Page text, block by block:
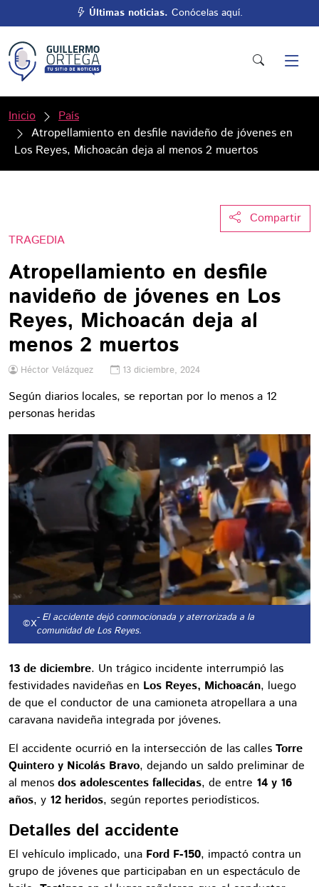
Últimas noticias. Conócelas aquí.
Inicio
País
Atropellamiento en desfile navideño de jóvenes en
Los Reyes, Michoacán deja al menos 2 muertos
Compartir
TRAGEDIA
Atropellamiento en desfile
navideño de jóvenes en Los
Reyes, Michoacán deja al
menos 2 muertos
Héctor Velázquez 13 diciembre, 2024
Según diarios locales, se reportan por lo menos a 12
personas heridas
©X- El accidente dejó conmocionada y aterrorizada a la
comunidad de Los Reyes.
13 de diciembre. Un trágico incidente interrumpió las
festividades navideñas en Los Reyes, Michoacán, luego
de que el conductor de una camioneta atropellara a una
caravana navideña integrada por jóvenes.
El accidente ocurrió en la intersección de las calles Torre
Quintero y Nicolás Bravo, dejando un saldo preliminar de
al menos dos adolescentes fallecidas, de entre 14 y 16
años, y 12 heridos, según reportes periodísticos.
Detalles del accidente
El vehículo implicado, una Ford F-150, impactó contra un
grupo de jóvenes que participaban en un espectáculo de